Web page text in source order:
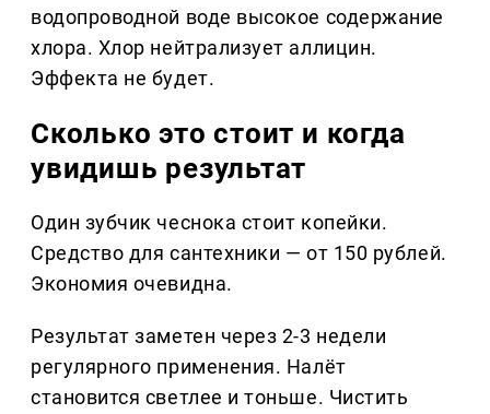
водопроводной воде высокое содержание
хлора. Хлор нейтрализует аллицин.
Эффекта не будет.
Сколько это стоит и когда
увидишь результат
Один зубчик чеснока стоит копейки.
Средство для сантехники — от 150 рублей.
Экономия очевидна.
Результат заметен через 2-3 недели
регулярного применения. Налёт
становится светлее и тоньше. Чистить